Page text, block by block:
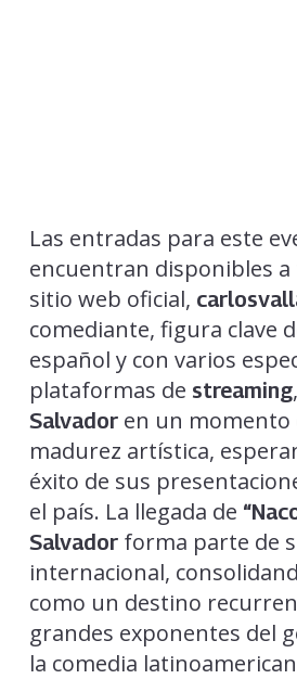
Las entradas para este
encuentran disponibles a
sitio web oficial,
comediante, figura clave
español y con varios
plataformas de streaming
Salvadoren un momento
madurez artística,
éxito de sus
el país. La llegada de
Salvadorforma parte de
internacional,
como un destino
grandes exponentes del
la comedia